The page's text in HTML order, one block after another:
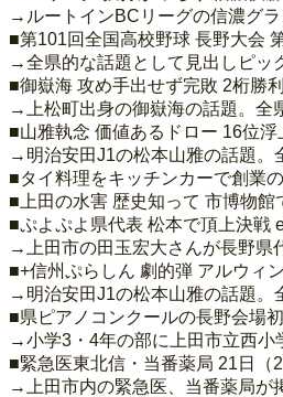
→ルートインBCリーグの信濃グ
■第101回全国高校野球 長野大会
→全県的な話題として見出しピッ
■御嶽海 攻め手出せず完敗 2桁勝
→上松町出身の御嶽海の話題。全
■山雅執念 価値あるドロー 16位
→明治安田J1の松本山雅の話題。
■タイ料理をキッチンカーで創業
■上田の水害 歴史知って 市博物館
■ぷよぷよ県代表 松本で頂上決戦
→上田市の田玉宏大さんが長野県
■+信州ぷらしん 劇的弾 アルウィ
→明治安田J1の松本山雅の話題。
■県ピアノコンクールの長野会場
→小学3・4年の部に上田市立西小
■緊急医東北信・当番薬局 21日（
→上田市内の緊急医、当番薬局が